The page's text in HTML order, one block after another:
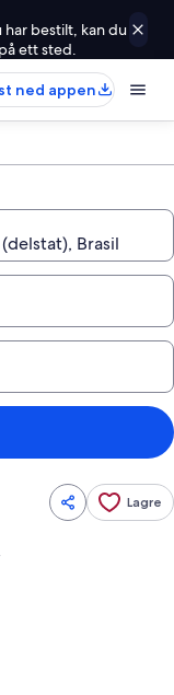
har bestilt, kan du
ett sted.
ned appen
Lagre